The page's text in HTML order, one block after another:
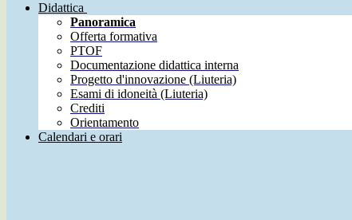
Didattica
Panoramica
Offerta formativa
PTOF
Documentazione didattica interna
Progetto d'innovazione (Liuteria)
Esami di idoneità (Liuteria)
Crediti
Orientamento
Calendari e orari